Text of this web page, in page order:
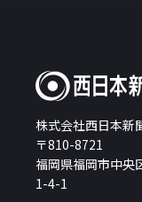
株式会社西日本新
〒810-8721
福岡県福岡市中央
1-4-1